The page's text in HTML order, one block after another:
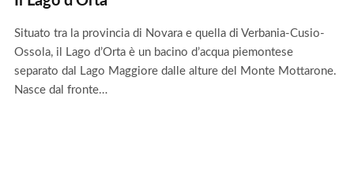
Situato tra la provincia di Novara e quella di Verbania-Cusio-
Ossola, il Lago d’Orta è un bacino d’acqua piemontese
separato dal Lago Maggiore dalle alture del Monte Mottarone.
Nasce dal fronte…